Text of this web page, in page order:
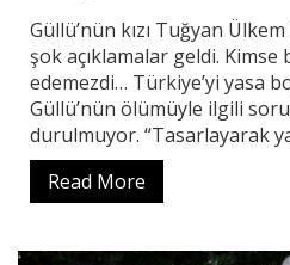
Güllü’nün kızı Tuğyan
şok açıklamalar geldi.
edemezdi… Türkiye’yi yasa
Güllü’nün ölümüyle ilgili
durulmuyor. “Tasarlayarak
Read More